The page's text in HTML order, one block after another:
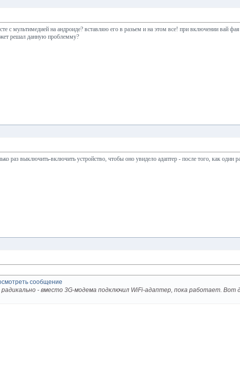
с мультимедией на андроиде? вставляю его в разьем и на этом все! при включении вай
решал данную проблемму?
раз выключить-включить устройство, чтобы оно увидело адаптер - после того, как один
- вместо 3G-модема подключил WiFi-адаптер, пока работает. Вот